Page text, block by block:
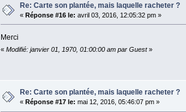
Re: Carte son plantée, mais laquelle racheter ?
«Réponse #16 le: avril 03, 2016, 12:05:32 pm »
Merci
« Modifié: janvier 01, 1970, 01:00:00 am par Guest»
Re: Carte son plantée, mais laquelle racheter ?
« Réponse #17 le: mai 12, 2016, 05:46:07 pm »